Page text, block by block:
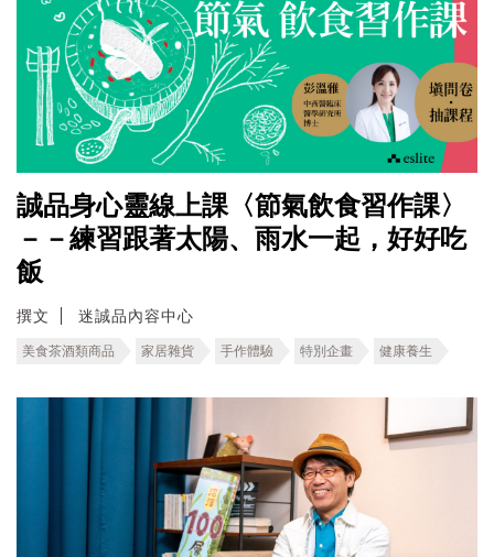
誠品身心靈線上課〈節氣飲食習作課〉
－－練習跟著太陽、雨水一起，好好吃
飯
撰文 迷誠品內容中心
美食茶酒類商品 家居雜貨 手作體驗 特別企畫 健康養生